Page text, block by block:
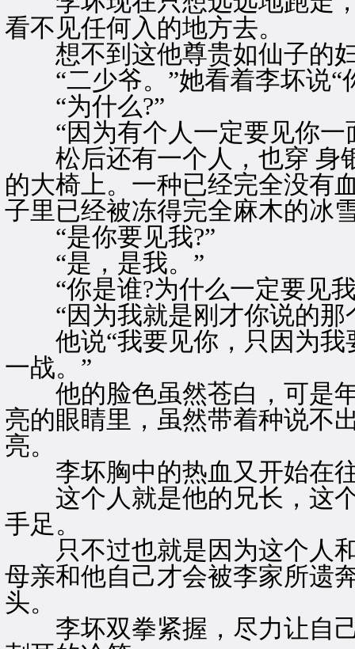
看不见任何入的地方去。
想不到这他尊贵如仙子的
“二少爷。”她看着李坏说“
“为什么?”
“因为有个人一定要见你一
松后还有一个人，也穿 身
的大椅上。一种已经完全没有
子里已经被冻得完全麻木的冰
“是你要见我?”
“是，是我。”
“你是谁?为什么一定要见我
“因为我就是刚才你说的那
他说“我要见你，只因为我
一战。”
他的脸色虽然苍白，可是年
亮的眼睛里，虽然带着种说不
亮。
李坏胸中的热血又开始在
这个人就是他的兄长，这个
手足。
只不过也就是因为这个人和
母亲和他自己才会被李家所遗
头。
李坏双拳紧握，尽力让自己